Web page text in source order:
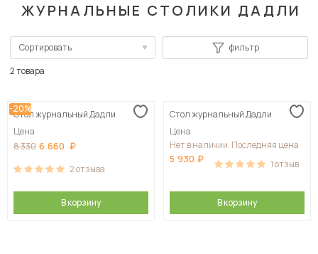
ЖУРНАЛЬНЫЕ СТОЛИКИ ДАДЛИ
Сортировать
Сначала дорогие
фильтр
2 товара
-20%
Стол журнальный Дадли
Цена
8 330 6 660
2отзыва
В корзину
Стол журнальный Дадли
Цена
Нет в наличии. Последняя цена
5 930 1отзыв
В корзину